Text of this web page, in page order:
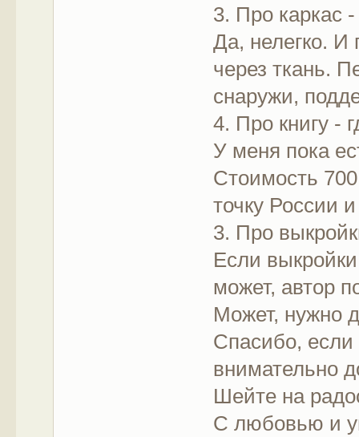
3. Про каркас
Да, нелегко. И
через ткань.
снаружи,
4. Про книгу -
У меня пока
Стоимость
точку России
3. Про
Если
может, автор
Может, нужно
Спасибо,
внимательно
Шейте на
С любовью и